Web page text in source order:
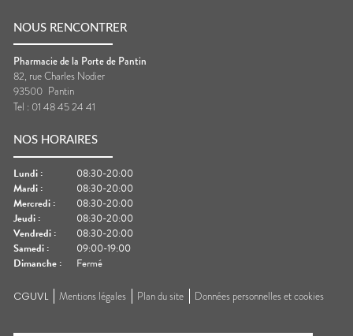
NOUS RENCONTRER
Pharmacie de la Porte de Pantin
82, rue Charles Nodier
93500 Pantin
Tel : 01 48 45 24 41
NOS HORAIRES
Lundi :
08:30-20:00
Mardi :
08:30-20:00
Mercredi :
08:30-20:00
Jeudi :
08:30-20:00
Vendredi :
08:30-20:00
Samedi :
09:00-19:00
Dimanche : Fermé
CGUVL Mentions légales Plan du site Données personnelles et cookies